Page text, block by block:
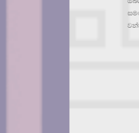
සමඟ සිදු කර, මුදල්
වන්න. බාධා රහිතව